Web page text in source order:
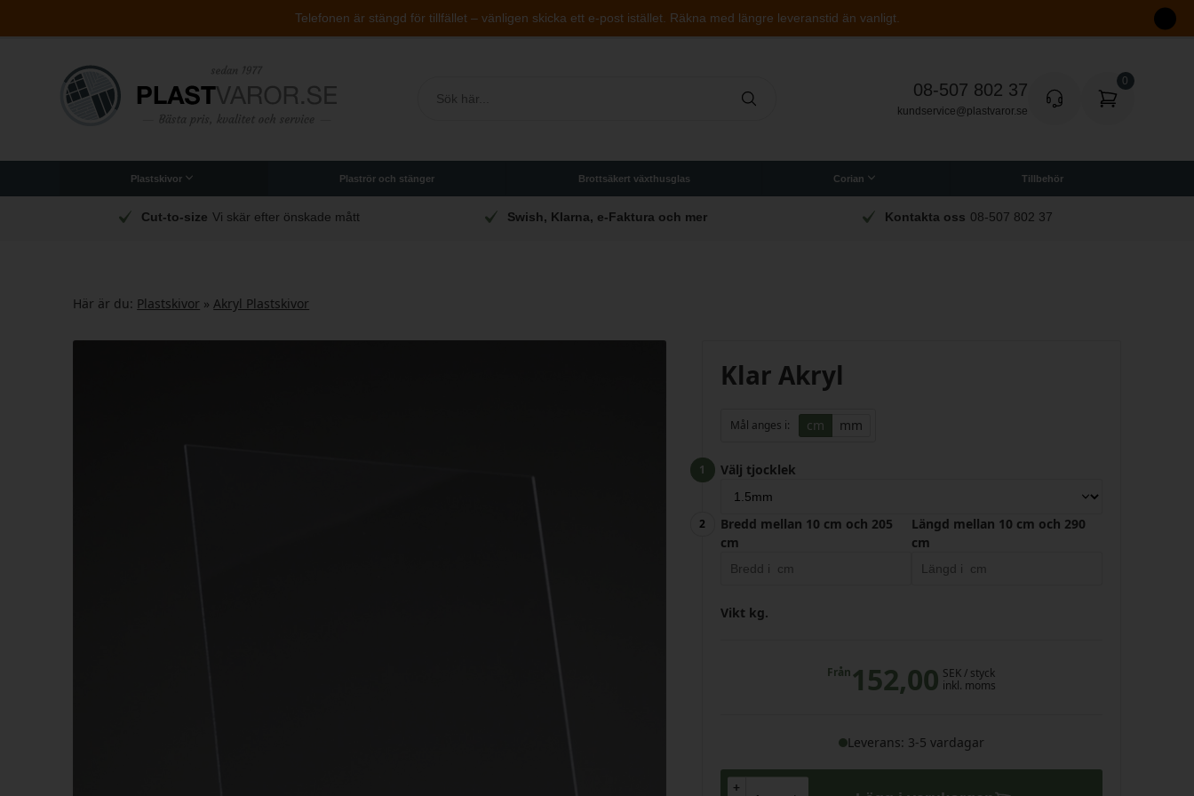
Telefonen är stängd för tillfället – vänligen skicka ett e-post istället. Räkna med längre leveranstid än vanligt.
08-507 802 37
kundservice@plastvaror.se
Plastskivor Plaströr och stänger Brottsäkert växthusglas Corian Tillbehör
Cut-to-size Vi skär efter önskade mått Swish, Klarna, e-Faktura och mer Kontakta oss 08-507 802 37
Här är du: Plastskivor »Akryl Plastskivor
Klar Akryl
Mål anges i: cm mm
Välj tjocklek
Bredd mellan 10 cm och 205
cm
Längd mellan 10 cm och 290
cm
Vikt kg.
Från152,00 SEK/ styck
inkl. moms
Leverans: 3-5 vardagar
+
+